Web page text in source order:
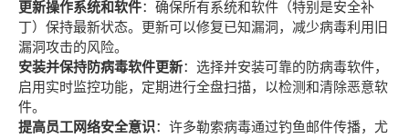
更新操作系统和软件：确保所有系统和软件（特别是安全补
丁）保持最新状态。更新可以修复已知漏洞，减少病毒利用旧
漏洞攻击的风险。
安装并保持防病毒软件更新：选择并安装可靠的防病毒软件，
启用实时监控功能，定期进行全盘扫描，以检测和清除恶意软
件。
提高员工网络安全意识：许多勒索病毒通过钓鱼邮件传播，尤